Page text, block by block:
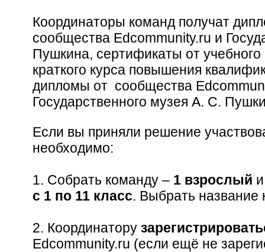
Координаторы команд получат
сообщества Edcommunity.ru и
Пушкина, сертификаты от
краткого курса повышения
дипломы от сообщества
Государственного музея А. С.
Если вы приняли решение
необходимо:
1. Собрать команду – 1 взрослый
с 1 по 11 класс. Выбрать
2. Координатору
Edcommunity.ru (если ещё не